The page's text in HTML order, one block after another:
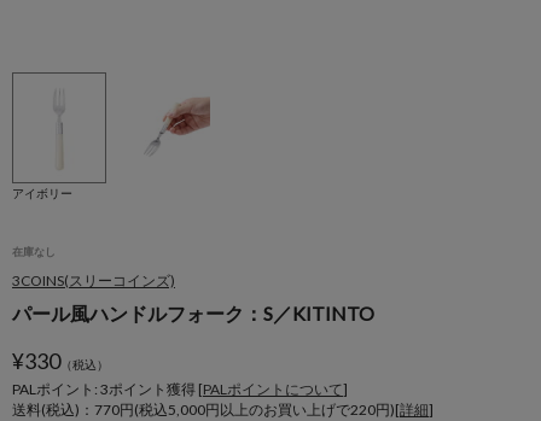
アイボリー
在庫なし
3COINS(スリーコインズ)
パール風ハンドルフォーク：S／KITINTO
¥330（税込）
PALポイント: 3ポイント獲得 [PALポイントについて]
送料(税込)：770円(税込5,000円以上のお買い上げで220円)[詳細]